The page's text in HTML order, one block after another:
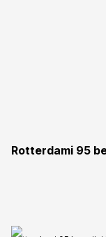
Rotterdami 95